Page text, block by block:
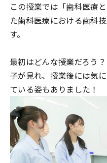
この授業では「歯科医療
た歯科医療における歯科
す。
最初はどんな授業だろう
子が見れ、授業後には気
ている姿もありました！